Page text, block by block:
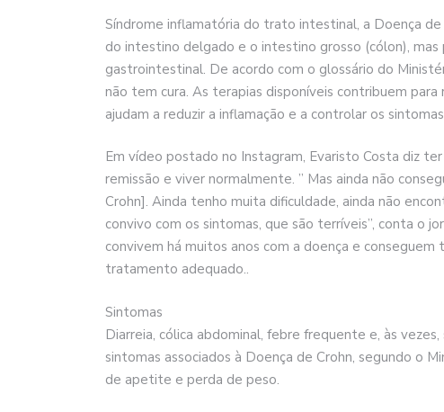
Síndrome inflamatória do trato intestinal, a Doença
do intestino delgado e o intestino grosso (cólon),
gastrointestinal. De acordo com o glossário do
não tem cura. As terapias disponíveis contribuem
ajudam a reduzir a inflamação e a controlar os
Em vídeo postado no Instagram, Evaristo Costa diz
remissão e viver normalmente. ” Mas ainda não
Crohn]. Ainda tenho muita dificuldade, ainda não
convivo com os sintomas, que são terríveis”, conta o
convivem há muitos anos com a doença e
tratamento adequado..
Sintomas
Diarreia, cólica abdominal, febre frequente e, às
sintomas associados à Doença de Crohn, segundo o
de apetite e perda de peso.